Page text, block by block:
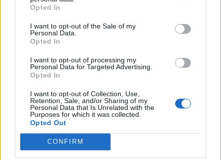
Opted In
I want to opt-out of the Sale of my
Personal Data.
Opted In
I want to opt-out of processing my
Personal Data for Targeted Advertising.
Opted In
I want to opt-out of Collection, Use,
Retention, Sale, and/or Sharing of my
Personal Data that Is Unrelated with the
Purposes for which it was collected.
Opted Out
CONFIRM
FONDIMPRESA
2023-05-30
Contributo a fondo perduto [e modifiche ai sensi
della decisione SA. 62668 e decisione C(2022) 171 final)
SA 101076)
agenzia delle entrate
2023-04-03
esenzioni fiscali e crediti d'imposta adottati a
seguito della crisi economica causata dall'epidemia di
COVID-19 [con mo
agenzia delle entrate